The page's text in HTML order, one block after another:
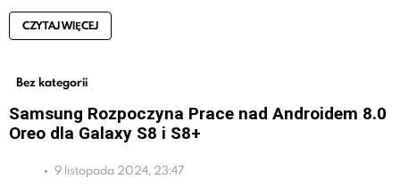
CZYTAJ WIĘCEJ
Bez kategorii
Samsung Rozpoczyna Prace nad Androidem 8.0
Oreo dla Galaxy S8 i S8+
9 listopada 2024, 23:47